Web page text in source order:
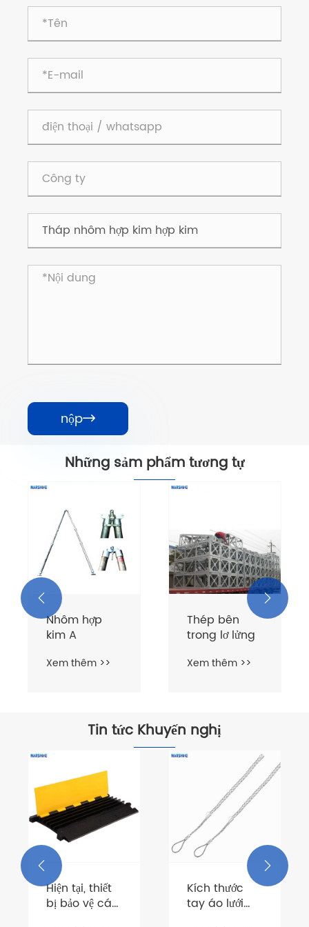
nộp
Những sảm phẩm tương tự
Nhôm hợp
kim A
Xem thêm >>
Thép bên
trong lơ lửng
Xem thêm >>
 
Tin tức Khuyến nghị
Hiện tại, thiết
bị bảo vệ cáp
Kích thước
tay áo lưới
 